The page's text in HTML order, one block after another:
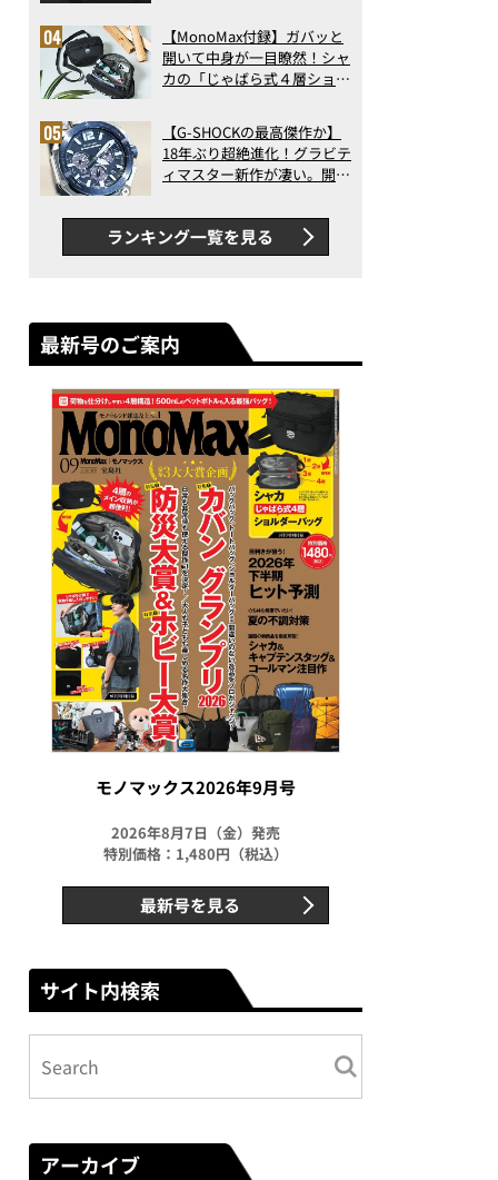
アの実力
【MonoMax付録】ガバッと
開いて中身が一目瞭然！シャ
カの「じゃばら式４層ショル
った！
【G-SHOCKの最高傑作か】
18年ぶり超絶進化！グラビテ
ィマスター新作が凄い。開発
新ムーブメントの衝撃
ランキング一覧を見る
最新号のご案内
モノマックス2026年9月号
2026年8月7日（金）発売
特別価格：1,480円（税込）
最新号を見る
サイト内検索
アーカイブ